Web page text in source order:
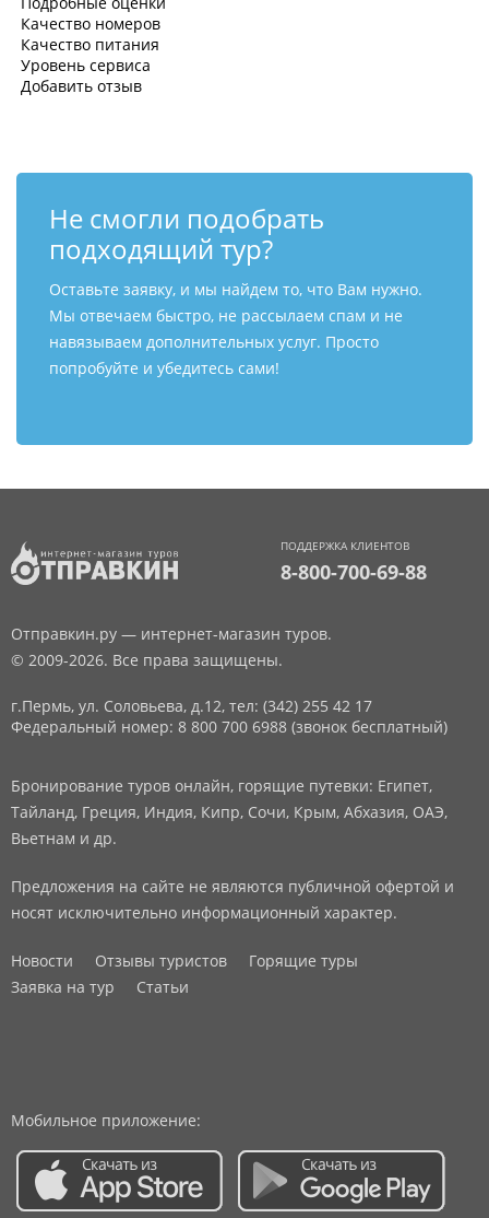
Качество номеров
Качество питания
Уровень сервиса
Добавить отзыв
Не смогли подобрать
подходящий тур?
Оставьте заявку, и мы найдем то, что Вам нужно.
Мы отвечаем быстро, не рассылаем спам и не
навязываем дополнительных услуг. Просто
попробуйте и убедитесь сами!
ПОДДЕРЖКА КЛИЕНТОВ
8-800-700-69-88
Отправкин.ру — интернет-магазин туров.
© 2009-2026. Все права защищены.
г.Пермь, ул. Соловьева, д.12, тел: (342) 255 42 17
Федеральный номер: 8 800 700 6988 (звонок бесплатный)
Бронирование туров онлайн, горящие путевки: Египет,
Тайланд, Греция, Индия, Кипр, Сочи, Крым, Абхазия, ОАЭ,
Вьетнам и др.
Предложения на сайте не являются публичной офертой и
носят исключительно информационный характер.
Новости Отзывы туристов
Горящие туры
Заявка на тур
Статьи
Мобильное приложение: